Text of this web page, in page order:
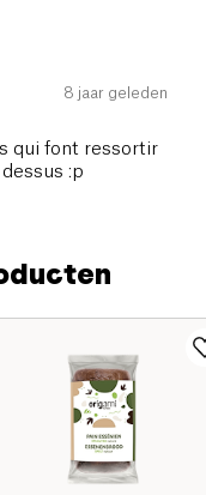
8 jaar geleden
qui font ressortir
:p